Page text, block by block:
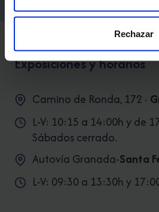
Rechazar
EQUIVOCARSE.
Exposiciones y horarios
Camino de Ronda, 172 ·
L-V: 10:15 a 14:00h y de
Sábados cerrado.
Autovía Granada-Santa
L-V: 09:30 a 13:30h y